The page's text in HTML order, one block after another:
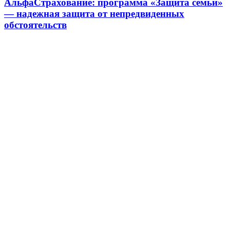
АльфаСтрахование: программа «Защита семьи»
— надежная защита от непредвиденных
обстоятельств